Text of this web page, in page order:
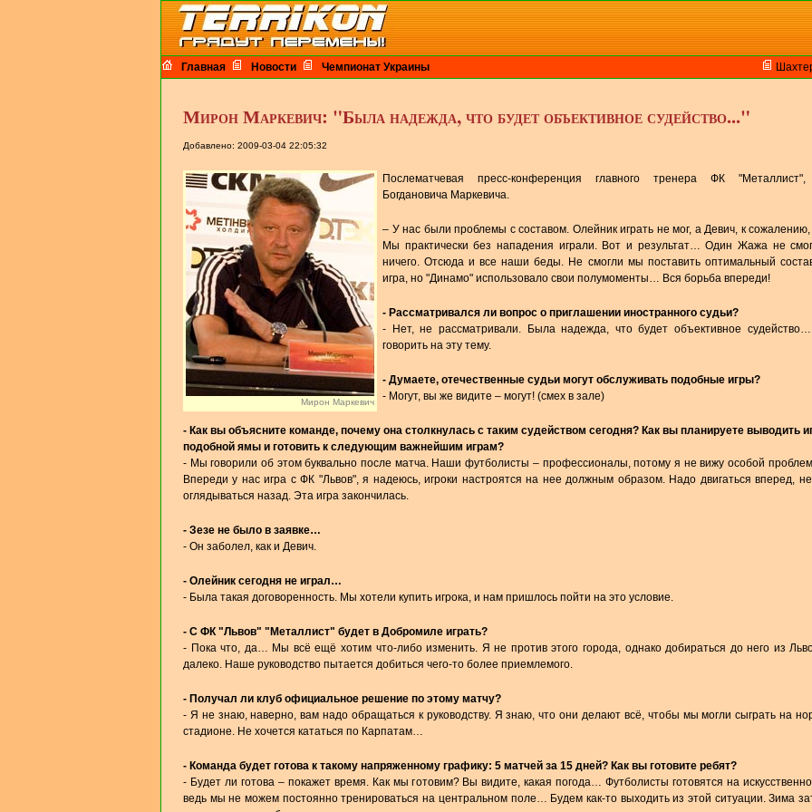
Главная Новости Чемпионат Украины
Мирон Маркевич: "Была надежда, что будет объективное судейство..."
Добавлено: 2009-03-04 22:05:32
Мирон Маркевич
Послематчевая пресс-конференция главного тренера ФК
Богдановича Маркевича.
– У нас были проблемы с составом. Олейник играть не мог, а Девич, к
Мы практически без нападения играли. Вот и результат… Один Жажа не
ничего. Отсюда и все наши беды. Не смогли мы поставить оптимальный
игра, но "Динамо" использовало свои полумоменты… Вся борьба впереди!
- Рассматривался ли вопрос о приглашении иностранного судьи?
- Нет, не рассматривали. Была надежда, что будет объективное
говорить на эту тему.
- Думаете, отечественные судьи могут обслуживать подобные игры?
- Могут, вы же видите – могут! (смех в зале)
- Как вы объясните команде, почему она столкнулась с таким судейством сегодня? Как вы планируете выводить
подобной ямы и готовить к следующим важнейшим играм?
- Мы говорили об этом буквально после матча. Наши футболисты – профессионалы, потому я не вижу особой
Впереди у нас игра с ФК "Львов", я надеюсь, игроки настроятся на нее должным образом. Надо двигаться вперед,
оглядываться назад. Эта игра закончилась.
- Зезе не было в заявке…
- Он заболел, как и Девич.
- Олейник сегодня не играл…
- Была такая договоренность. Мы хотели купить игрока, и нам пришлось пойти на это условие.
- С ФК "Львов" "Металлист" будет в Добромиле играть?
- Пока что, да… Мы всё ещё хотим что-либо изменить. Я не против этого города, однако добираться до него из
далеко. Наше руководство пытается добиться чего-то более приемлемого.
- Получал ли клуб официальное решение по этому матчу?
- Я не знаю, наверно, вам надо обращаться к руководству. Я знаю, что они делают всё, чтобы мы могли сыграть на
стадионе. Не хочется кататься по Карпатам…
- Команда будет готова к такому напряженному графику: 5 матчей за 15 дней? Как вы готовите ребят?
- Будет ли готова – покажет время. Как мы готовим? Вы видите, какая погода… Футболисты готовятся на
ведь мы не можем постоянно тренироваться на центральном поле… Будем как-то выходить из этой ситуации. Зима